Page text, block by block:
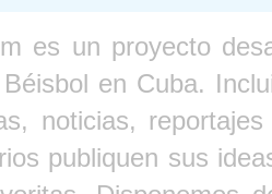
es un proyecto
en Cuba.
noticias,
publiquen sus